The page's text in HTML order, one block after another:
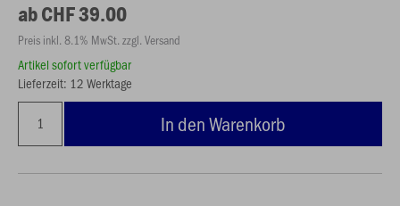
ab CHF 39.00
Preis inkl. 8.1% MwSt. zzgl. Versand
Artikel sofort verfügbar
Lieferzeit: 12 Werktage
In den Warenkorb